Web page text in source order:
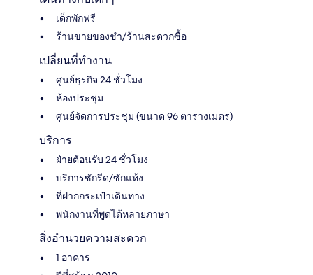
เด็กพักฟรี
ร้านขายของชำ/ร้านสะดวกซื้อ
เปลี่ยนที่ทำงาน
ศูนย์ธุรกิจ 24 ชั่วโมง
ห้องประชุม
ศูนย์จัดการประชุม (ขนาด 96 ตารางเมตร)
บริการ
ฝ่ายต้อนรับ 24 ชั่วโมง
บริการซักรีด/ซักแห้ง
ที่ฝากกระเป๋าเดินทาง
พนักงานที่พูดได้หลายภาษา
สิ่งอำนวยความสะดวก
1 อาคาร